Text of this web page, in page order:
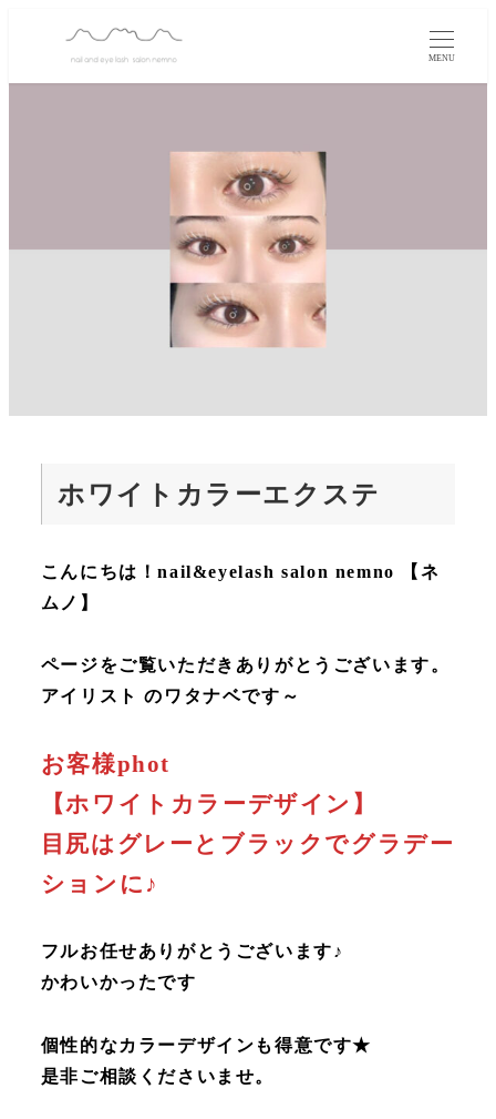
MENU
ホワイトカラーエクステ
こんにちは！nail&eyelash salon nemno 【ネ
ムノ】
ページをご覧いただきありがとうございます。
アイリスト のワタナベです～
お客様phot
【ホワイトカラーデザイン】
目尻はグレーとブラックでグラデー
ションに♪
フルお任せありがとうございます♪
かわいかったです
個性的なカラーデザインも得意です★
是非ご相談くださいませ。